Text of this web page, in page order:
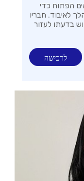
הפתוח כדי
לאיבוד. חבריו
בדעתו לעזור
לרכישה